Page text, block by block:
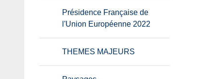
Présidence Française de
l'Union Européenne 2022
THEMES MAJEURS